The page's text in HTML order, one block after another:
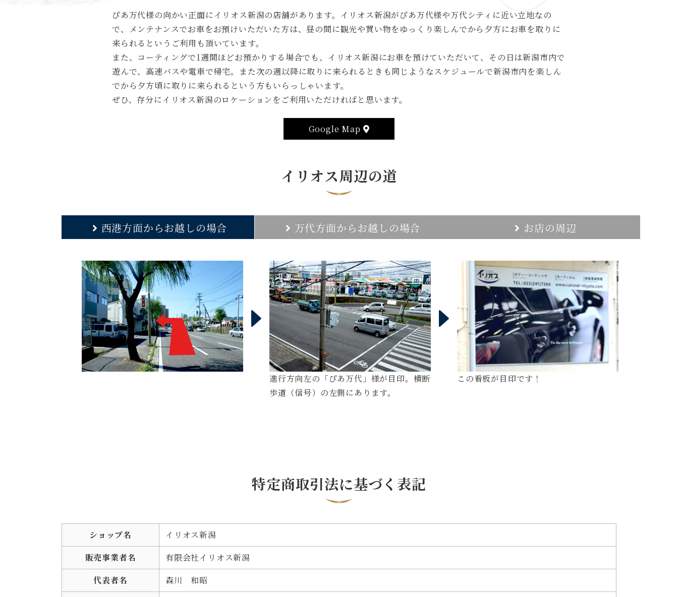
ぴあ万代様の向かい正面にイリオス新潟の店舗があります。イリオス新潟がぴあ万代様や万代シティに近い立地なの
で、メンテナンスでお車をお預けいただいた方は、昼の間に観光や買い物をゆっくり楽しんでから夕方にお車を取りに
来られるというご利用も頂いています。
また、コーティングで1週間ほどお預かりする場合でも、イリオス新潟にお車を預けていただいて、その日は新潟市内で
遊んで、高速バスや電車で帰宅。また次の週以降に取りに来られるときも同じようなスケジュールで新潟市内を楽しん
でから夕方頃に取りに来られるという方もいらっしゃいます。
ぜひ、存分にイリオス新潟のロケーションをご利用いただければと思います。
Google Map
イリオス周辺の道
西港方面からお越しの場合 万代方面からお越しの場合 お店の周辺
進行方向左の「ぴあ万代」様が目印。横断
歩道（信号）の左側にあります。
この看板が目印です！
特定商取引法に基づく表記
ショップ名
イリオス新潟
販売事業者名
有限会社イリオス新潟
代表者名
森川 和昭